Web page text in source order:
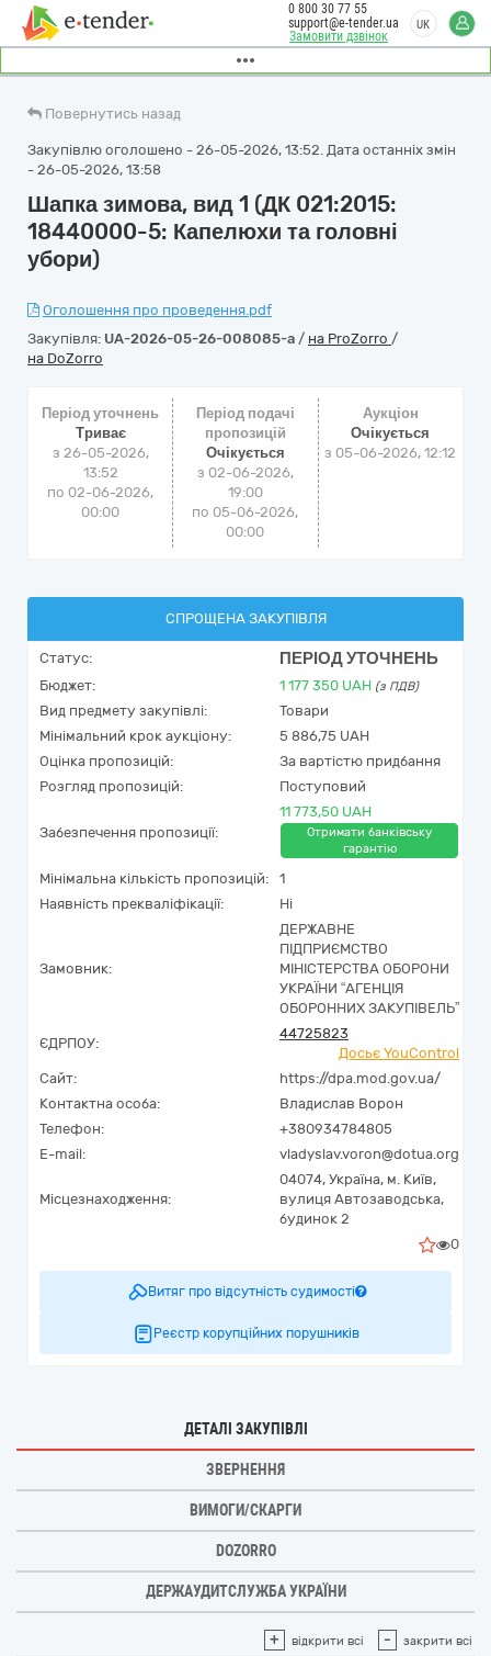
Замовити дзвінок
0 800 30 77 55
support@e-tender.ua
UK
Повернутись назад
Закупівлю оголошено - 26-05-2026, 13:52. Дата останніх змін
- 26-05-2026, 13:58
Шапка зимова, вид 1 (ДК 021:2015:
18440000-5: Капелюхи та головні
убори)
Оголошення про проведення.pdf
Закупівля: UA-2026-05-26-008085-a / на ProZorro /
на DoZorro
Період уточнень
Триває
з 26-05-2026,
13:52
по 02-06-2026,
00:00
Період подачі
пропозицій
Очікується
з 02-06-2026,
19:00
по 05-06-2026,
00:00
Аукціон
Очікується
з 05-06-2026, 12:12
СПРОЩЕНА ЗАКУПІВЛЯ
Статус: ПЕРІОД УТОЧНЕНЬ
Бюджет: 1 177 350 UAH (з ПДВ)
Вид предмету закупівлі:
Товари
Мінімальний крок аукціону:
5 886,75 UAH
Оцінка пропозицій:
За вартістю придбання
Розгляд пропозицій:
Поступовий
Забезпечення пропозиції:
11 773,50 UAH
Отримати банківську
гарантію
Мінімальна кількість пропозицій:
1
Наявність прекваліфікації:
Ні
Замовник:
ДЕРЖАВНЕ
ПІДПРИЄМСТВО
МІНІСТЕРСТВА ОБОРОНИ
УКРАЇНИ “АГЕНЦІЯ
ОБОРОННИХ ЗАКУПІВЕЛЬ”
ЄДРПОУ:
44725823
Досьє YouControl
Сайт:
https://dpa.mod.gov.ua/
Контактна особа:
Владислав Ворон
Телефон:
+380934784805
E-mail:
vladyslav.voron@dotua.org
Місцезнаходження:
04074, Україна, м. Київ,
вулиця Автозаводська,
будинок 2
0
Витяг про відсутність судимості
Реєстр корупційних порушників
ДЕТАЛІ ЗАКУПІВЛІ
ЗВЕРНЕННЯ
ВИМОГИ/СКАРГИ
DOZORRO
ДЕРЖАУДИТСЛУЖБА УКРАЇНИ
+ відкрити всі - закрити всі